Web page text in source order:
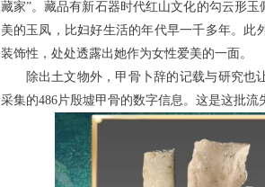
藏家”。藏品有新石器时代红山文化的勾云形
美的玉凤，比妇好生活的年代早一千多年。
装饰性，处处透露出她作为女性爱美的一面。
除出土文物外，甲骨卜辞的记载与研究
采集的486片殷墟甲骨的数字信息。这是这批